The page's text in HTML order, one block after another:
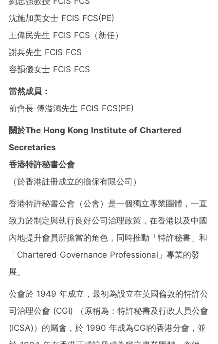
沈施加美女士 FCIS FCS(PE)
王偉民先生 FCIS FCS （新任）
謝兵先生 FCIS FCS
容韻儀女士 FCIS FCS
當然成員：
前會長 傅溢鴻先生 FCIS FCS(PE)
關於The Hong Kong Institute of Chartered
Secretaries
香港特許秘書公會
（於香港註冊成立的擔保有限公司 ）
香港特許秘書公會 （公會） 是一個獨立專業團體，一直
致力於制定與執行良好公司治理政策，在香港以及中國
內地提升會員所擔當的角色，同時推動「特許秘書」和
「Chartered Governance Professional」專業的發
展。
公會於 1949 年成立，最初為設立在英國倫敦的特許公
司治理公會 (CGI)
（ 原稱為 ： 特許秘書及行政人員公會
(ICSA)） 的屬會，於 1990 年成為CGI的香港分會，並